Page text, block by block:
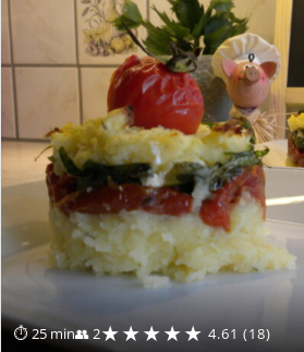
⏱ 25 min👥 2★★★★★ 4.61 (18)